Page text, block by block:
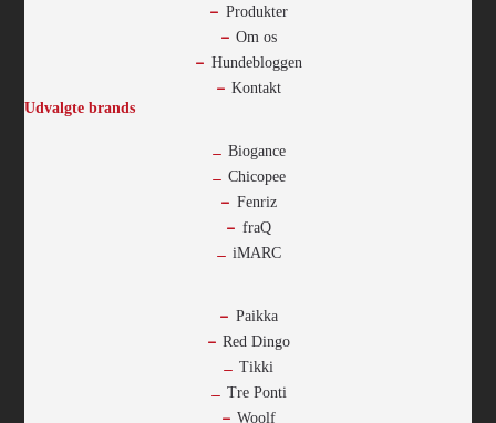
Produkter
Om os
Hundebloggen
Kontakt
Udvalgte brands
Biogance
Chicopee
Fenriz
fraQ
iMARC
Paikka
Red Dingo
Tikki
Tre Ponti
Woolf